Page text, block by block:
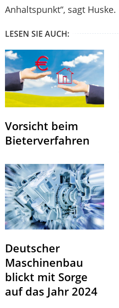
Anhaltspunkt“, sagt Huske.
LESEN SIE AUCH:
Vorsicht beim
Bieterverfahren
Deutscher
Maschinenbau
blickt mit Sorge
auf das Jahr 2024